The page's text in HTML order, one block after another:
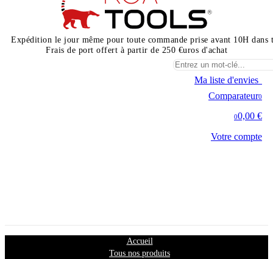
Expédition le jour même pour toute commande prise avant 10H dans
Frais de port offert à partir de 250 €uros d'achat
Ma liste d'envies
Comparateur0
00,00 €
Votre compte
Accueil
Tous nos produits